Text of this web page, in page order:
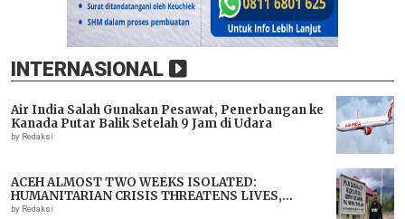
INTERNASIONAL
Air India Salah Gunakan Pesawat, Penerbangan ke
Kanada Putar Balik Setelah 9 Jam di Udara
by Redaksi
ACEH ALMOST TWO WEEKS ISOLATED:
HUMANITARIAN CRISIS THREATENS LIVES,
IMMEDIATE ASSISTANCE URGENTLY NEEDED
by Redaksi